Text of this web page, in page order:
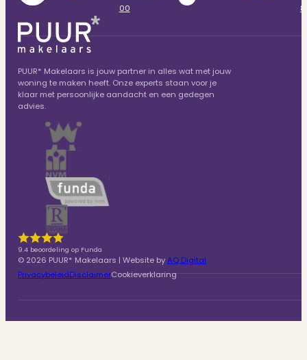
00
PUUR* Makelaars is jouw partner in alles wat met jouw
woning te maken heeft. Onze experts staan voor je
klaar met persoonlijke aandacht en een gedegen
advies.
9.4 beoordeling op Funda
© 2026 PUUR* Makelaars | Website byAQ Digital
PrivacybeleidDisclaimerCookieverklaring